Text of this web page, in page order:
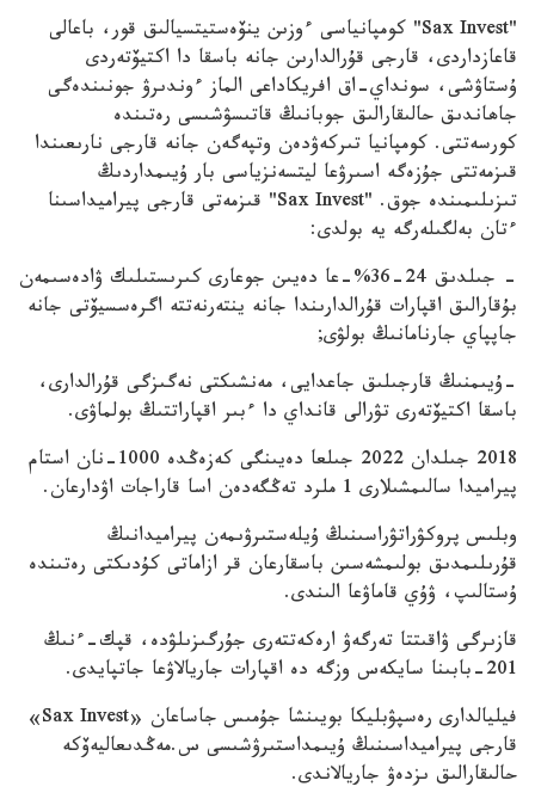
"Sax Invest" كومپانياسى ءوزىن ينۆەستيتسيالىق قور، باعالى
قاعازداردى، قارجى قۇرالدارىن جانە باسقا دا اكتيۆتەردى
ۇستاۋشى، سونداي-اق افريكاداعى الماز ءوندىرۋ جونىندەگى
جاھاندىق حالىقارالىق جوبانىڭ قاتىسۋشىسى رەتىندە
كورسەتتى. كومپانيا تىركەۋدەن وتپەگەن جانە قارجى نارىعىندا
قىزمەتتى جۇزەگە اسىرۋعا ليتسەنزياسى بار ۇيىمداردىڭ
تىزىلىمىندە جوق.
"Sax Invest" قىزمەتى قارجى پيراميداسىنا
ءتان بەلگىلەرگە يە بولدى:
- جىلدىق 24-36%-عا دەيىن جوعارى كىرىستىلىك ۋادەسىمەن
بۇقارالىق اقپارات قۇرالدارىندا جانە ينتەرنەتتە اگرەسسيۆتى جانە
جاپپاي جارنامانىڭ بولۋى;
-ۇيىمنىڭ قارجىلىق جاعدايى، مەنشىكتى نەگىزگى قۇرالدارى،
باسقا اكتيۆتەرى تۋرالى قانداي دا ءبىر اقپاراتتىڭ بولماۋى.
2018 جىلدان 2022 جىلعا دەيىنگى كەزەڭدە 1000-نان استام
پيراميدا سالىمشىلارى 1 ملرد تەڭگەدەن اسا قاراجات اۋدارعان.
وبلىس پروكۋراتۋراسىنىڭ ۇيلەستىرۋىمەن پيراميدانىڭ
قۇرىلىمدىق بولىمشەسىن باسقارعان قر ازاماتى كۇدىكتى رەتىندە
ۇستالىپ، ۋۇي قاماۋعا الىندى.
قازىرگى ۋاقىتتا تەرگەۋ ارەكەتتەرى جۇرگىزىلۋدە، قپك-ءنىڭ
201-بابىنا سايكەس وزگە دە اقپارات جاريالاۋعا جاتپايدى.
فيليالدارى رەسپۋبليكا بويىنشا جۇمىس جاساعان «Sax Invest»
قارجى پيراميداسىنىڭ ۇيىمداستىرۋشىسى س.مەڭدىعاليەۆكە
حالىقارالىق ىزدەۋ جاريالاندى.